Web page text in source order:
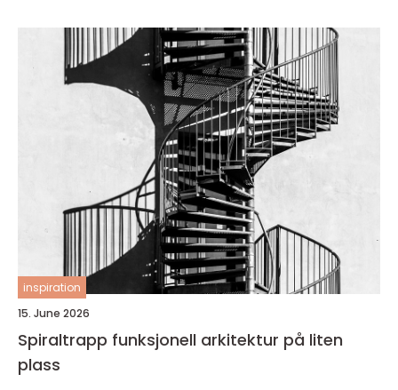
inspiration
15. June 2026
Spiraltrapp funksjonell arkitektur på liten
plass